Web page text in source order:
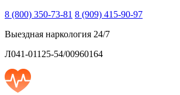
8 (800) 350-73-81 8 (909) 415-90-97
Выездная наркология 24/7
Л041-01125-54/00960164